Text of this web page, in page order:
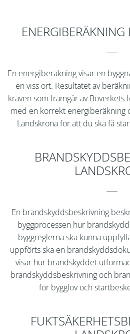
En energiberäkning visar en
en viss ort. Resultatet av
kraven som framgår av
med en korrekt energiberäkning
Landskronaför att du ska få
En brandskyddsbeskrivning
byggprocessen hur
byggreglerna ska kunna
uppförts ska en
visar hur brandskyddet
brandskyddsbeskrivning och
för bygglov och